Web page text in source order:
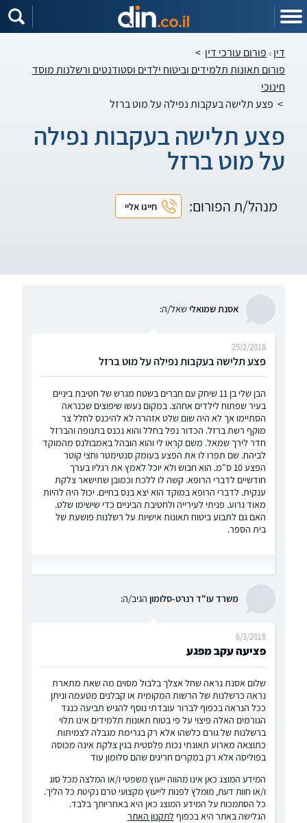
דין פורום עורכי דין >
פורום תאונות תלמידים וביטוח ילדים וסטודנטים ורשלנות מוסד
חינוכי
> פצע תלישה בעקבות נפילה על מוט ברזל
פצע תלישה בעקבות נפילה
על מוט ברזל
מנהל/ת הפורום: חייגו אליי
אסנת שמואלישאל/ה:
פצע תלישה בעקבות נפילה על מוט ברזל
25/2/2018
הבן שלי בן 11 שיחק עם חברים בשטח מגרש של חטיבת ביניים
בעיר שפתוח לילדים אחהצ. במקום נעשו שיפוצים שכנראה
הסתיימו אך לא היה שום שלט אזהרה לא להיכנס לחלל צר
מוקף רשת ברזל. הכדור נפל בחלל והוא נכנס בתנופה והברזל
חדר לירך שמאל. משם קראו לי והוא הובהל באמבולנס מהמוקד
לביהח. שם תפרו לו את הפצע בעומק סנטימטר וחצי קוטר
הפצע 10 ס"מ. הוא חבוש ולא יוכל לאמץ את רגליו בערך
חודשיים לדברי הרופא. קשה לו ללכת וכמובן שתישאר צלקת
ענקית. לדברי הרופא במוקד הוא יצא בנס בחיים. יכול היה להיות
מאוד גרוע. פניתי לעירייה ולחטיבת הביניים כדי שישימו שלט.
האם גם לתבוע ביטוח תאונות אישיות על רשלנות פושעת של
בית הספר.
משרד עו"ד רנרט-סלומון הגיב/ה:
פציעה עקב מפגע
6/3/2018
שלום אסנת נראה שחל אצלך בלבול מסוים מה שאת מתארת
נראה כרשלנות של הרשות המקומית או קבלנים מטעמה וניתן
ככל הנראה בכפוף לברור עובדתי נוסף להגיש תביעה כנגד
הגורמים האלה פיצוי על פי בטוח תאונות תלמידים אינו תלוי
ברשלנות של גורם כלשהו אלא רק בגרימת מגבלה לצמיתות
כתוצאה מארוע תאונתי נכות פלסטית בגין צלקת אינה מכוסה
בפוליסה אלא רק במקרים חריגים שהם סלומון עוד
המידע המוצג כאן אינו מהווה ייעוץ משפטי ו/או המלצה מכל סוג
ו/או חוות דעת, מומלץ לפנות לייעוץ מקצועי טרם נקיטת כל הליך.
כל הסתמכות על המידע המוצג כאן היא באחריותך בלבד.
הגלישה באתר היא בכפוף לתקנון האתר